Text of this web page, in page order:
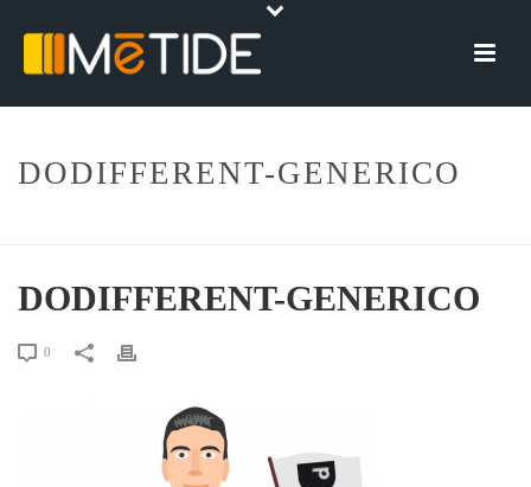
DODIFFERENT-GENERICO
DODIFFERENT-GENERICO
0